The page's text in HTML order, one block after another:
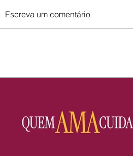
Escreva um comentário